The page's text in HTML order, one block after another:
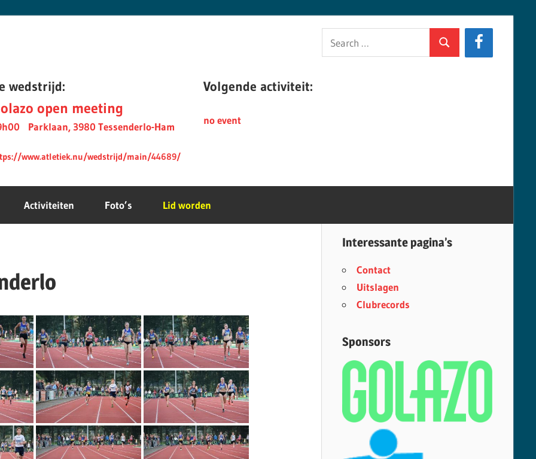
for:
Search
wedstrijd:
open meeting
Parklaan, 3980 Tessenderlo-Ham
www.atletiek.nu/wedstrijd/main/44689/
Volgende activiteit:
no event
Activiteiten Foto’s Lid worden
Interessante pagina’s
Contact
Uitslagen
Clubrecords
Sponsors